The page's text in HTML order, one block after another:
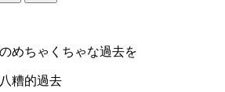
めちゃくちゃな過去を
糟的過去